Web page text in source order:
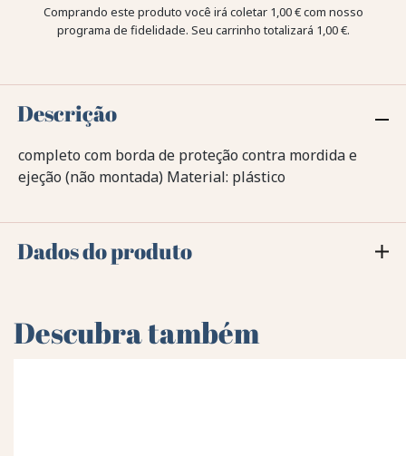
Comprando este produto você irá coletar 1,00 €com nosso
programa de fidelidade. Seu carrinho totalizará 1,00 €.
Descrição
completo com borda de proteção contra mordida e
ejeção (não montada) Material: plástico
Dados do produto
Descubra também